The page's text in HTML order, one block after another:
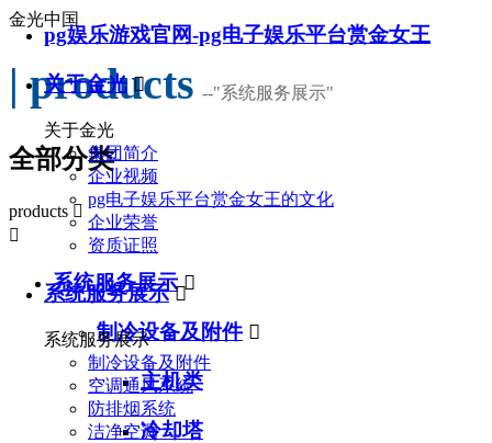
pg娱乐游戏官网-pg电子娱乐平台赏金女王
关于金光 
关于金光
集团简介
企业视频
pg电子娱乐平台赏金女王的文化
企业荣誉
资质证照
系统服务展示 
系统服务展示
制冷设备及附件
空调通风系统
防排烟系统
洁净空调
金光中国
| products --"系统服务展示"
全部分类
products 

系统服务展示 
制冷设备及附件 
主机类
冷却塔